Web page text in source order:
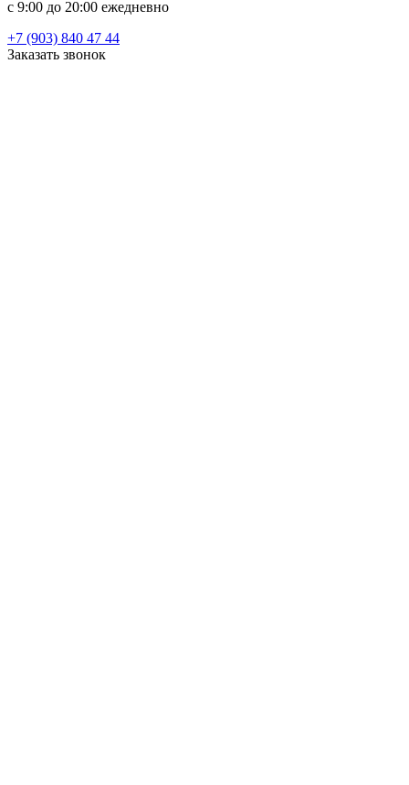
c 9:00 до 20:00 ежедневно
+7 (903) 840 47 44
Заказать звонок